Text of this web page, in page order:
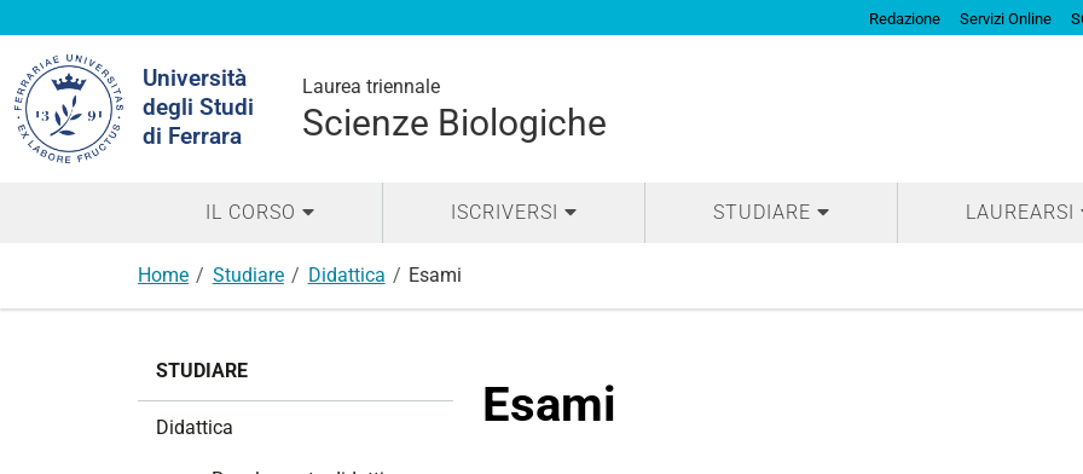
Redazione Servizi Online
Università
degli Studi
di Ferrara
Laurea triennale
Scienze Biologiche
nel
sito
IL CORSO ISCRIVERSI STUDIARE LAUREARSI
Home Studiare Didattica Esami
Esami
STUDIARE
Didattica